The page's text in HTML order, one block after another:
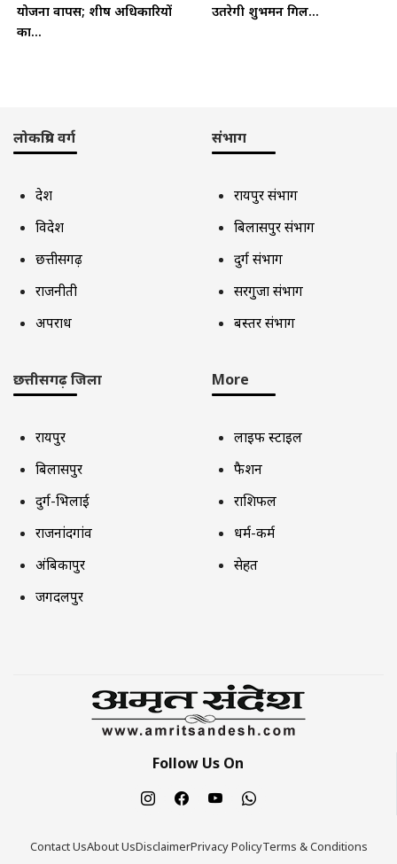
योजना वापस; शीर्ष अधिकारियों
का...
उतरेगी शुभमन गिल...
लोकप्रिय वर्ग
देश
विदेश
छत्तीसगढ़
राजनीती
अपराध
संभाग
रायपुर संभाग
बिलासपुर संभाग
दुर्ग संभाग
सरगुजा संभाग
बस्तर संभाग
छत्तीसगढ़ जिला
रायपुर
बिलासपुर
दुर्ग-भिलाई
राजनांदगांव
अंबिकापुर
जगदलपुर
More
लाइफ स्टाइल
फैशन
राशिफल
धर्म-कर्म
सेहत
Follow Us On
Contact UsAbout UsDisclaimerPrivacy PolicyTerms & Conditions